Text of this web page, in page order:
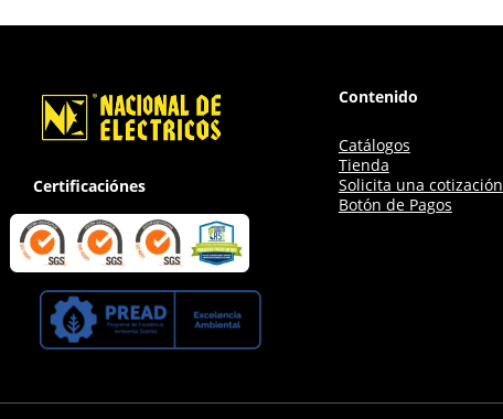
Certificaciónes
Contenido
Catálogos
Tienda
Solicita una cotización
Botón de Pagos